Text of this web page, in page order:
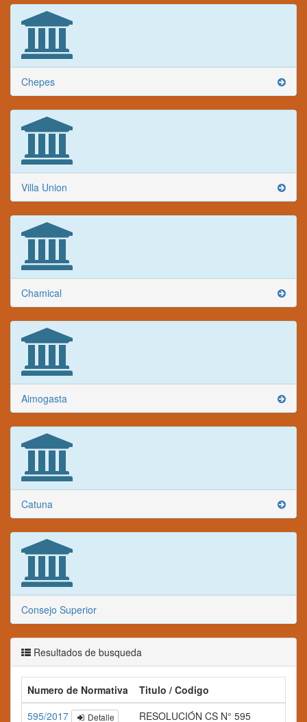
Chepes
Villa Union
Chamical
Aimogasta
Catuna
Consejo Superior
Resultados de busqueda
Numero de Normativa
Titulo / Codigo
595/2017
Detalle RESOLUCIÓN CS N° 595